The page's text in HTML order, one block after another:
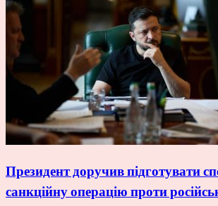
Президент доручив підготувати
санкційну операцію проти